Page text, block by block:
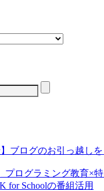
】ブログのお引っ越しを
プログラミング教育×
Schoolの番組活用